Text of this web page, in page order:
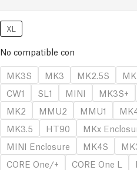
XL
No compatible con
MK3S
MK3 MK2.5S
CW1
SL1 MINI MK3S+
MK2
MMU2 MMU1
MK3.5
HT90 MKx
MINI Enclosure
MK4S
CORE One/+
CORE One L